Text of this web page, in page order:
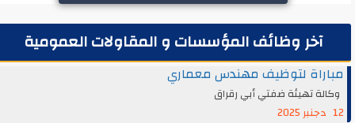
آخر وظائف المؤسسات و المقاولات العمومية
مباراة لتوظيف مهندس معماري
وكالة تهيئة ضفتي أبي رقراق
12 دجنبر 2025